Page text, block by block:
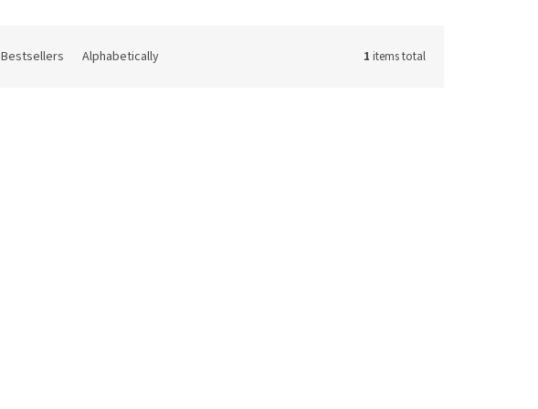
Bestsellers Alphabetically 1 items total